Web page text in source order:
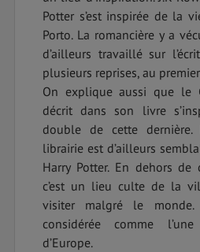
Potter s’est inspirée de la
Porto. La romancière y a
d’ailleurs travaillé sur
plusieurs reprises, au
On explique aussi que le
décrit dans son livre
double de cette dernière.
librairie est d’ailleurs
Harry Potter. En dehors
c’est un lieu culte de la
visiter malgré le monde.
considérée comme
d’Europe.